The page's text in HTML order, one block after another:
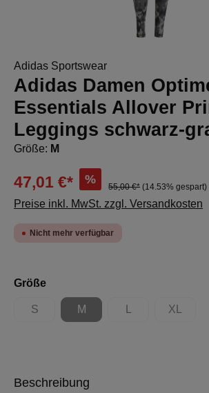
Adidas Sportswear
Adidas Damen
Essentials Allover
Leggings schwarz-
Größe: M
47,01 €* %
55,00 €* (14.53% gespart)
Preise inkl. MwSt. zzgl. Versandkosten
Nicht mehr verfügbar
Größeauswählen
S
(Diese Option ist zurzeit nicht verfügbar.)
M
(Diese Option ist zurzeit nicht
(Diese Option ist
XL
(Diese
Beschreibung